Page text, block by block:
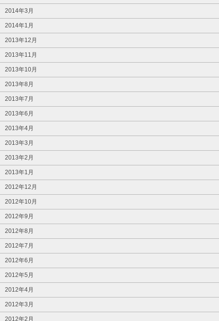
2014年3月
2014年1月
2013年12月
2013年11月
2013年10月
2013年8月
2013年7月
2013年6月
2013年4月
2013年3月
2013年2月
2013年1月
2012年12月
2012年10月
2012年9月
2012年8月
2012年7月
2012年6月
2012年5月
2012年4月
2012年3月
2012年2月